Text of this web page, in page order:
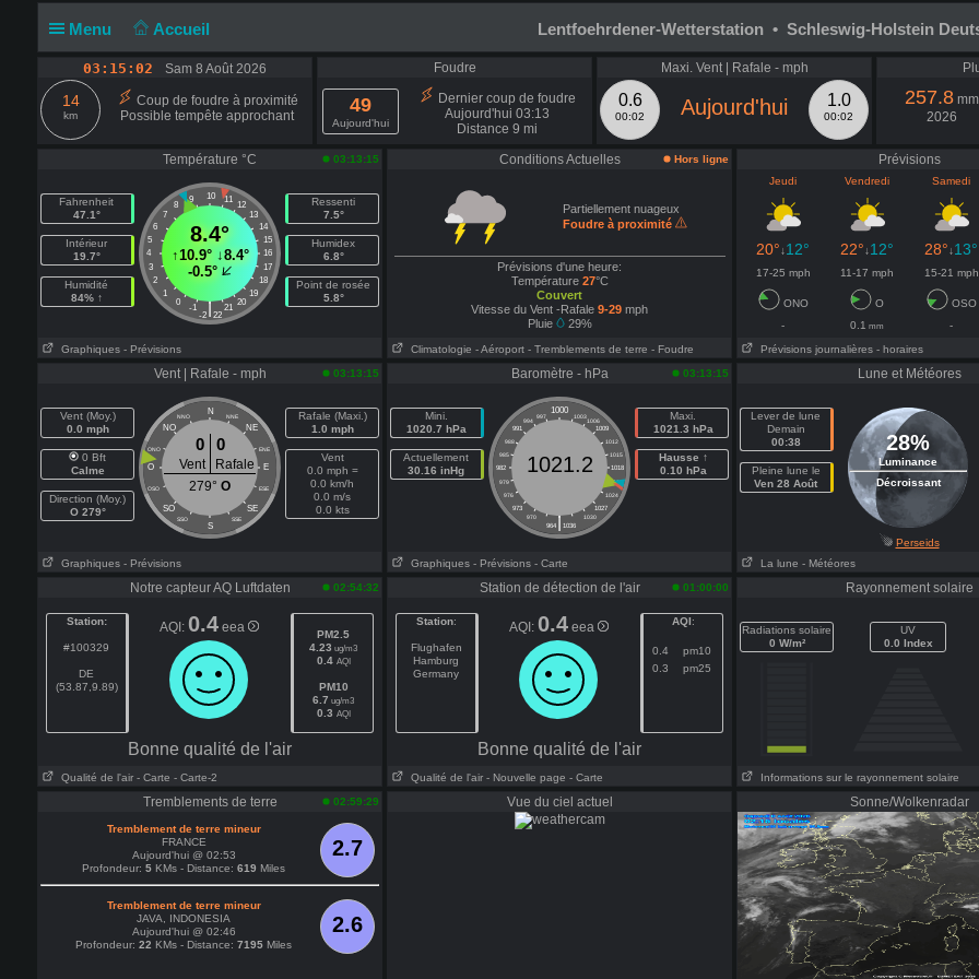
Menu Accueil Lentfoehrdener-Wetterstation • Schleswig-Holstein
03:15:03 Sam 8 Août 2026
14
km
Coup de foudre à proximité
Possible tempête approchant
Foudre
49
Aujourd'hui
Dernier coup de foudre
Aujourd'hui 03:13
Distance 9 mi
Maxi. Vent | Rafale - mph
0.6
00:02
1.0
00:02
Aujourd'hui 257.8 mm
2026
Température °C
03:13:15
Fahrenheit
47.1°
Intérieur
19.7°
Humidité
84% ↑
10
9 11
8
12
7
13
6
14
5
15
4
16
3
17
2
18
1
19
0
20
-1 21
|
-2 22
8.4°
↑10.9°↓8.4°
-0.5°
Ressenti
7.5°
Humidex
6.8°
Point de rosée
5.8°
Graphiques - Prévisions
Conditions Actuelles Hors ligne
Partiellement nuageux
Foudre à proximité
Prévisions d'une heure:
Température 27°C
Couvert
Vitesse du Vent -Rafale 9-29 mph
Pluie
29%
Climatologie - Aéroport - Tremblements de terre - Foudre
Prévisions
Jeudi
Vendredi Samedi
20°↓12° 22°↓12° 28°↓13°
17-25 mph 11-17 mph 15-21 mph
ONO O OSO
-
0.1 mm -
Prévisions journalières - horaires
Vent | Rafale - mph 03:13:15
Vent (Moy.)
0.0 mph
0 Bft
Calme
Direction (Moy.)
O 279°
N
NNO NNE
NO NE
ONO ENE
O E
OSO ESE
SO SE
SSO SSE
S
0 0
Vent
Rafale
279° O
Rafale (Maxi.)
1.0 mph
Vent
0.0 mph =
0.0 km/h
0.0 m/s
0.0 kts
Graphiques - Prévisions
Baromètre - hPa 03:13:15
Mini.
1020.7 hPa
Actuellement
30.16 inHg
1000
997 1003
994
1006
991
1009
988
1012
985
1015
982
1018
979
1021
976
1024
973
1027
970
1030
|
964 1036
1021.2
Maxi.
1021.3 hPa
Hausse ↑
0.10 hPa
Graphiques - Prévisions - Carte
Lune et Météores
Lever de lune
Demain
00:38
Pleine lune le
Ven 28 Août
28%
Luminance
Décroissant
Perseids
La lune - Météores
Notre capteur AQ Luftdaten 02:54:32
Station:
#100329
DE
(53.87,9.89)
AQI: 0.4 eea
PM2.5
4.23 ug/m3
0.4 AQI
PM10
6.7 ug/m3
0.3 AQI
Bonne qualité de l'air
Qualité de l'air - Carte - Carte-2
Station de détection de l'air 01:00:00
Station:
Flughafen
Hamburg
Germany
AQI: 0.4 eea AQI:
0.4
pm10
0.3
pm25
Bonne qualité de l'air
Qualité de l'air - Nouvelle page - Carte
Rayonnement solaire
Radiations solaire
0 W/m²
UV
0.0 Index
Informations sur le rayonnement solaire
Tremblements de terre 02:59:29
2.7
Tremblement de terre mineur
FRANCE
Aujourd'hui @ 02:53
Profondeur: 5 KMs - Distance: 619 Miles
2.6
Tremblement de terre mineur
JAVA, INDONESIA
Aujourd'hui @ 02:46
Profondeur: 22 KMs - Distance: 7195 Miles
Vue du ciel actuel Sonne/Wolkenradar